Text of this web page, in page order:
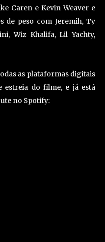
Caren e Kevin Weaver e
de peso com Jeremih, Ty
Wiz Khalifa, Lil Yachty,
as plataformas digitais
estreia do filme, e já está
no Spotify: